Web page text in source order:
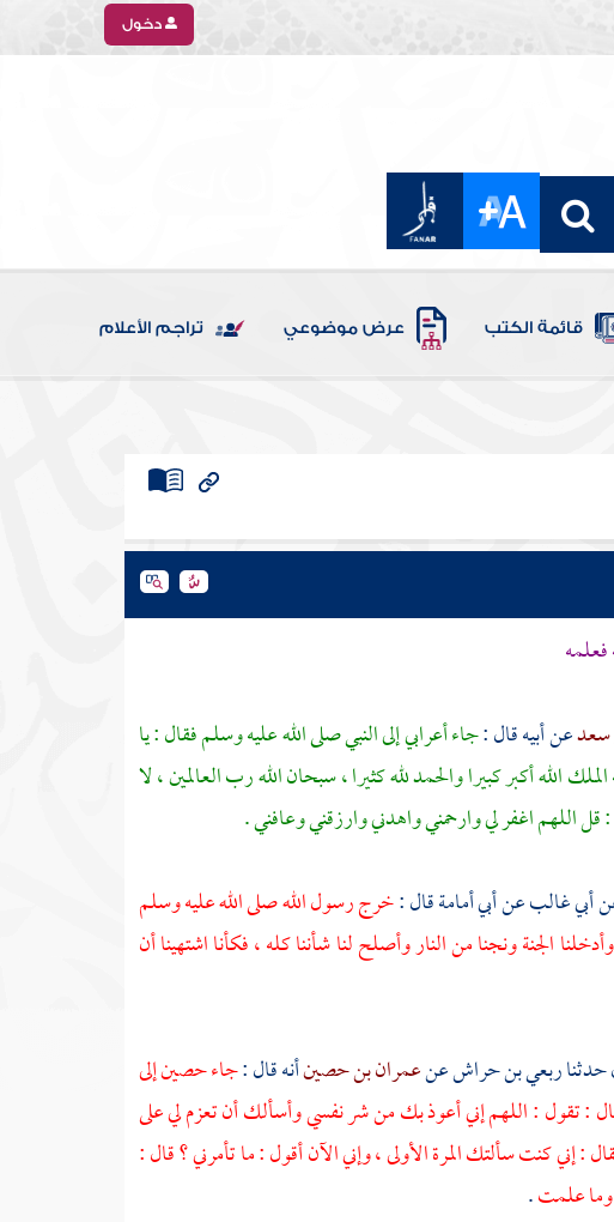
دخول
قائمة الكتب عرض موضوعي تراجم الأعلام
عن أبيه قال :جاء أعرابي إلى النبي صلى الله عليه وسلم فقال : يا
الله أكبر كبيرا والحمد لله كثيرا ، سبحان الله رب العالمين ، لا
: قل اللهم اغفر لي وارحمني واهدني وارزقني وعافني .
أبي غالبعنأبي أمامةقال :خرج رسول الله صلى الله عليه وسلم
الجنة ونجنا من النار وأصلح لنا شأننا كله ، فكأنا اشتهينا أن
ربعي بن حراشعنعمران بن حصينأنه قال :جاءحصينإلى
: تقول : اللهم إني أعوذ بك من شر نفسي وأسألك أن تعزم لي على
: إني كنت سألتك المرة الأولى ، وإني الآن أقول : ما تأمرني ؟ قال :
علمت.